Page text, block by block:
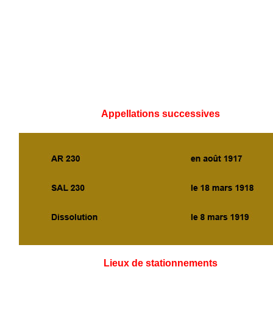
Appellations successives
Lieux de stationnements